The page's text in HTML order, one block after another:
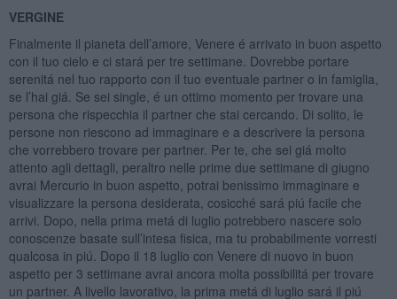
VERGINE
Finalmente il pianeta dell’amore, Venere é arrivato in buon aspetto
con il tuo cielo e ci stará per tre settimane. Dovrebbe portare
serenitá nel tuo rapporto con il tuo eventuale partner o in famiglia,
se l’hai giá. Se sei single, é un ottimo momento per trovare una
persona che rispecchia il partner che stai cercando. Di solito, le
persone non riescono ad immaginare e a descrivere la persona
che vorrebbero trovare per partner. Per te, che sei giá molto
attento agli dettagli, peraltro nelle prime due settimane di giugno
avrai Mercurio in buon aspetto, potrai benissimo immaginare e
visualizzare la persona desiderata, cosicché sará piú facile che
arrivi. Dopo, nella prima metá di luglio potrebbero nascere solo
conoscenze basate sull’intesa fisica, ma tu probabilmente vorresti
qualcosa in piú. Dopo il 18 luglio con Venere di nuovo in buon
aspetto per 3 settimane avrai ancora molta possibilitá per trovare
un partner. A livello lavorativo, la prima metá di luglio sará il piú